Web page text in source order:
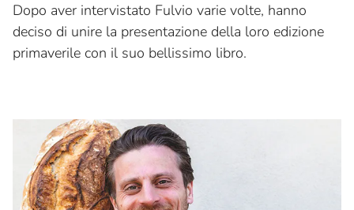
Dopo aver intervistato Fulvio varie volte, hanno
deciso di unire la presentazione della loro edizione
primaverile con il suo bellissimo libro.